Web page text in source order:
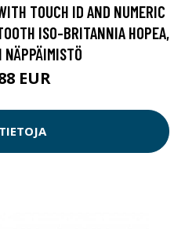
TOUCH ID AND NUMERIC
ISO-BRITANNIA HOPEA,
EUR